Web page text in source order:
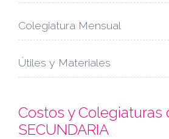
Colegiatura Mensual
Útiles y Materiales
Costos y Colegiaturas
SECUNDARIA